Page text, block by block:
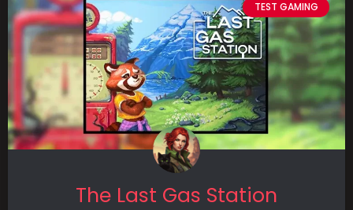
TEST GAMING
The Last Gas Station